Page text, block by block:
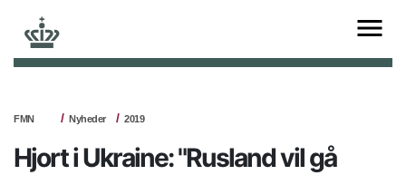
FMN Nyheder 2019
Hjort i Ukraine: "Rusland vil gå